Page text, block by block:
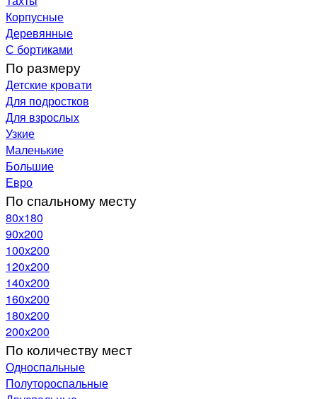
Корпусные
Деревянные
С бортиками
По размеру
Детские кровати
Для подростков
Для взрослых
Узкие
Маленькие
Большие
Евро
По спальному месту
80х180
90х200
100х200
120x200
140х200
160х200
180х200
200х200
По количеству мест
Односпальные
Полутороспальные